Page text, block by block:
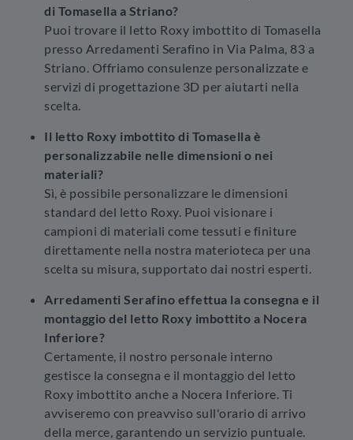
di Tomasella a Striano?
Puoi trovare il letto Roxy imbottito di Tomasella
presso Arredamenti Serafino in Via Palma, 83 a
Striano. Offriamo consulenze personalizzate e
servizi di progettazione 3D per aiutarti nella
scelta.
Il letto Roxy imbottito di Tomasella è
personalizzabile nelle dimensioni o nei
materiali?
Sì, è possibile personalizzare le dimensioni
standard del letto Roxy. Puoi visionare i
campioni di materiali come tessuti e finiture
direttamente nella nostra materioteca per una
scelta su misura, supportato dai nostri esperti.
Arredamenti Serafino effettua la consegna e il
montaggio del letto Roxy imbottito a Nocera
Inferiore?
Certamente, il nostro personale interno
gestisce la consegna e il montaggio del letto
Roxy imbottito anche a Nocera Inferiore. Ti
avviseremo con preavviso sull'orario di arrivo
della merce, garantendo un servizio puntuale.